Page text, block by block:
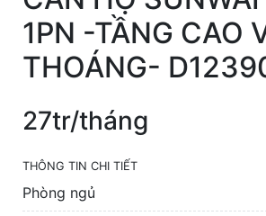
1PN -TẦNG CAO
THOÁNG-
27tr/tháng
THÔNG TIN CHI TIẾT
Phòng ngủ